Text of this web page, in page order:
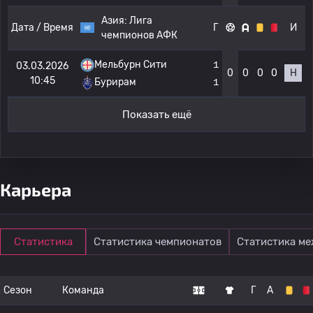
Дата / Время
Азия: Лига
чемпионов АФК
Г И
03.03.2026
10:45
Мельбурн Сити
Бурирам
1
1
0 0 0 0 Н
Показать ещё
Карьера
Статистика Статистика чемпионатов Статистика
Сезон Команда Г А